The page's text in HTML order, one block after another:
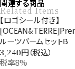
関連する商品
Related Items
ゴシール付き】
ツバームセットB
円（税込）
率8%